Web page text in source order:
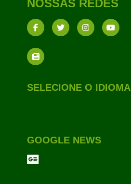
NOSSAS REDES
SELECIONE O IDIOMA
GOOGLE NEWS